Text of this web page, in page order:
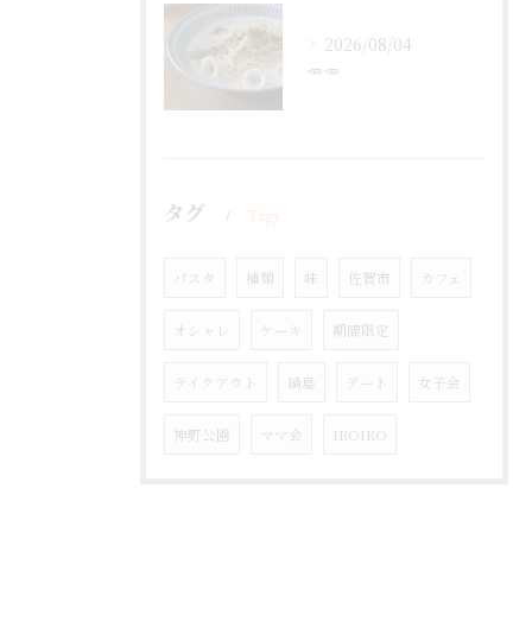
2026/08/04
🥕🥕
タグ Tags
パスタ 種類 味 佐賀市 カフェ
オシャレ ケーキ 期間限定
テイクアウト 鍋島 デート 女子会
神野公園 ママ会 IROIRO